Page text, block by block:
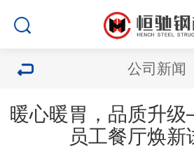
公司新闻
暖心暖胃，品质升
员工餐厅焕新